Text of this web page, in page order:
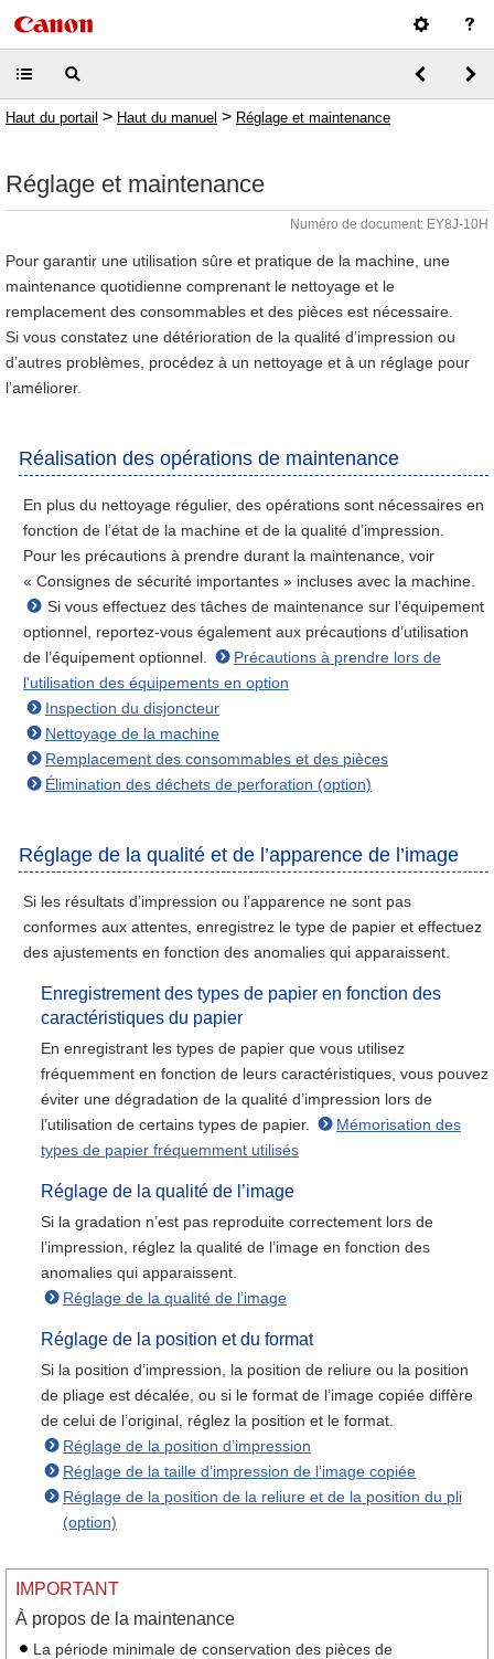
Haut du portail > Haut du manuel > Réglage et maintenance
Réglage et maintenance
Numéro de document: EY8J-10H
Pour garantir une utilisation sûre et pratique de la machine, une
maintenance quotidienne comprenant le nettoyage et le
remplacement des consommables et des pièces est nécessaire.
Si vous constatez une détérioration de la qualité d’impression ou
d’autres problèmes, procédez à un nettoyage et à un réglage pour
l’améliorer.
Réalisation des opérations de maintenance
En plus du nettoyage régulier, des opérations sont nécessaires en
fonction de l’état de la machine et de la qualité d’impression.
Pour les précautions à prendre durant la maintenance, voir
« Consignes de sécurité importantes » incluses avec la machine.
Si vous effectuez des tâches de maintenance sur l’équipement
optionnel, reportez-vous également aux précautions d’utilisation
de l’équipement optionnel.
Précautions à prendre lors de
l'utilisation des équipements en option
Inspection du disjoncteur
Nettoyage de la machine
Remplacement des consommables et des pièces
Élimination des déchets de perforation (option)
Réglage de la qualité et de l’apparence de l’image
Si les résultats d’impression ou l’apparence ne sont pas
conformes aux attentes, enregistrez le type de papier et effectuez
des ajustements en fonction des anomalies qui apparaissent.
Enregistrement des types de papier en fonction des
caractéristiques du papier
En enregistrant les types de papier que vous utilisez
fréquemment en fonction de leurs caractéristiques, vous pouvez
éviter une dégradation de la qualité d’impression lors de
l’utilisation de certains types de papier.
Mémorisation des
types de papier fréquemment utilisés
Réglage de la qualité de l’image
Si la gradation n’est pas reproduite correctement lors de
l’impression, réglez la qualité de l’image en fonction des
anomalies qui apparaissent.
Réglage de la qualité de l’image
Réglage de la position et du format
Si la position d’impression, la position de reliure ou la position
de pliage est décalée, ou si le format de l’image copiée diffère
de celui de l’original, réglez la position et le format.
Réglage de la position d’impression
Réglage de la taille d’impression de l’image copiée
Réglage de la position de la reliure et de la position du pli
(option)
IMPORTANT
À propos de la maintenance
La période minimale de conservation des pièces de